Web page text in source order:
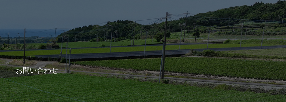
お問い合わせ